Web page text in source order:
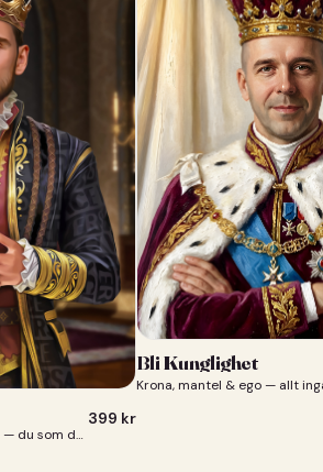
Kunglig lyx möter modehus — du som designerkung 👑
399 kr
Bli Kunglighet
Krona, mantel & ego — allt